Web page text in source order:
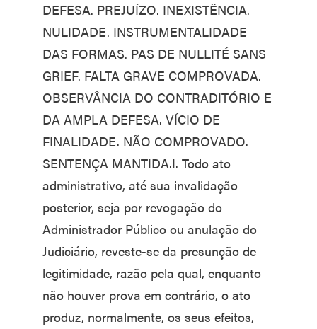
DEFESA. PREJUÍZO. INEXISTÊNCIA.
NULIDADE. INSTRUMENTALIDADE
DAS FORMAS. PAS DE NULLITÉ SANS
GRIEF. FALTA GRAVE COMPROVADA.
OBSERVÂNCIA DO CONTRADITÓRIO E
DA AMPLA DEFESA. VÍCIO DE
FINALIDADE. NÃO COMPROVADO.
SENTENÇA MANTIDA.I. Todo ato
administrativo, até sua invalidação
posterior, seja por revogação do
Administrador Público ou anulação do
Judiciário, reveste-se da presunção de
legitimidade, razão pela qual, enquanto
não houver prova em contrário, o ato
produz, normalmente, os seus efeitos,